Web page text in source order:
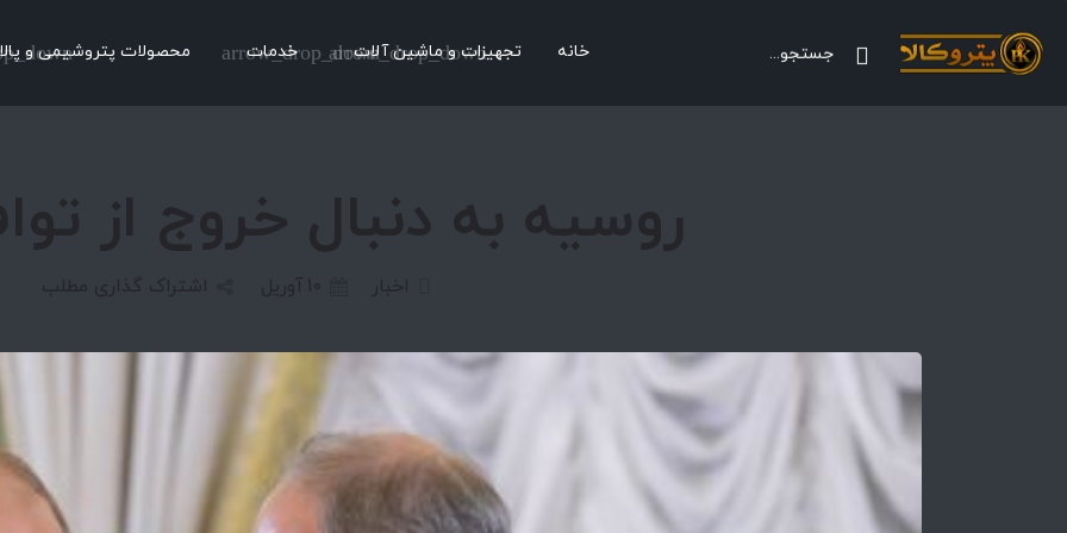
خانه تجهیزات و ماشین آلات
arrow_drop_down خدمات
arrow_drop_down محصولات پتروشیمی و
روسیه به دنبال خروج از
اخبار آوریل اشتراک گذاری مطلب